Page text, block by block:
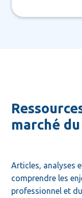
marché
Articles, analyses
comprendre les
professionnel et